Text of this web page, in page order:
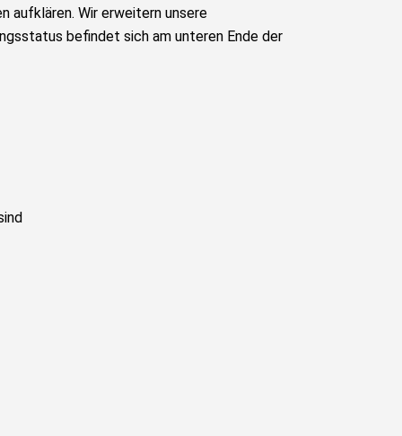
aufklären. Wir erweitern unsere
befindet sich am unteren Ende der